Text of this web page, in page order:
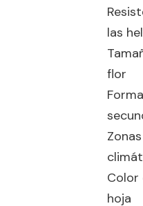
las
flor
Forma
Zonas
Color
hoja